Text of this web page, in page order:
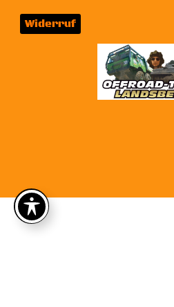
Widerruf